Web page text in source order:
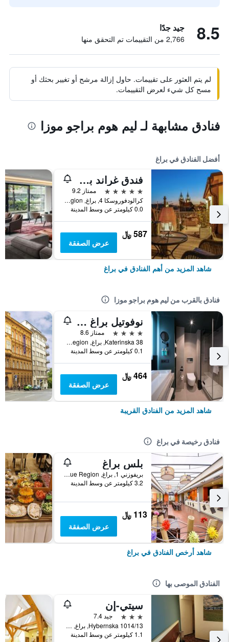
8.5 جيد جدًا
2,766 من التقييمات تم التحقق منها
لم يتم العثور على تقييمات. حاول إزالة مرشح أو تغيير بحثك أو
مسح كل شيء لعرض التقييمات.
فنادق مشابهة لـ ليم هوم براجو موزا
أفضل الفنادق في براغ
فندق غراند بوهيميا
5 نجوم
ممتاز 9.2
كرالودفوروسكا 4, براغ, Prague Region, جمهورية التشيك
0.0 كيلومتر عن وسط المدينة
587 ﷼
عرض الصفقة
شاهد المزيد من أهم الفنادق في براغ
فنادق بالقرب من ليم هوم براجو موزا
نوفوتيل براغ وينسيسلاس سكوير
4 نجوم
ممتاز 8.6
Katerinska 38, براغ, Prague Region, جمهورية التشيك
0.1 كيلومتر عن وسط المدينة
464 ﷼
عرض الصفقة
شاهد المزيد من الفنادق القريبة
فنادق رخيصة في براغ
بلس براغ
بريفوزني 1, براغ, Prague Region, جمهورية التشيك
3.2 كيلومتر عن وسط المدينة
113 ﷼
عرض الصفقة
شاهد أرخص الفنادق في براغ
الفنادق الموصى بها
سيتي-إن
3 نجوم
جيد 7.4
Hybernska 1014/13, براغ, Prague Region, جمهورية التشيك
1.1 كيلومتر عن وسط المدينة